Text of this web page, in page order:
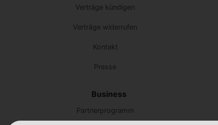
Verträge kündigen
Verträge widerrufen
Kontakt
Presse
Business
Partnerprogramm